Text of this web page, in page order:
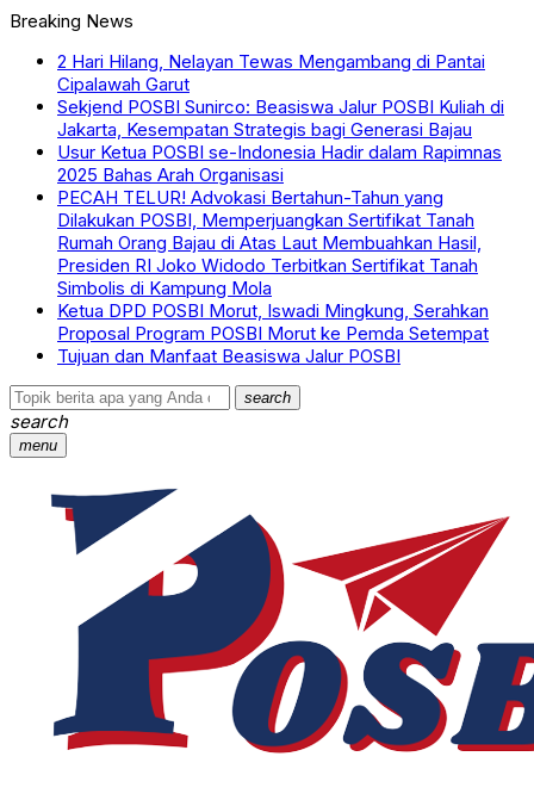
Breaking News
2 Hari Hilang, Nelayan Tewas Mengambang di Pantai
Cipalawah Garut
Sekjend POSBI Sunirco: Beasiswa Jalur POSBI Kuliah di
Jakarta, Kesempatan Strategis bagi Generasi Bajau
Usur Ketua POSBI se-Indonesia Hadir dalam Rapimnas
2025 Bahas Arah Organisasi
PECAH TELUR! Advokasi Bertahun-Tahun yang
Dilakukan POSBI, Memperjuangkan Sertifikat Tanah
Rumah Orang Bajau di Atas Laut Membuahkan Hasil,
Presiden RI Joko Widodo Terbitkan Sertifikat Tanah
Simbolis di Kampung Mola
Ketua DPD POSBI Morut, Iswadi Mingkung, Serahkan
Proposal Program POSBI Morut ke Pemda Setempat
Tujuan dan Manfaat Beasiswa Jalur POSBI
search
search
menu